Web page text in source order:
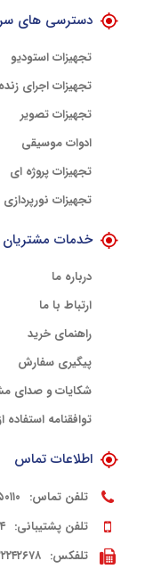
دسترسی های
تجهیزات استودیو
تجهیزات اجرای زنده
تجهیزات تصویر
ادوات موسیقی
تجهیزات پروژه ای
تجهیزات نورپردازی
خدمات مشتریان
درباره ما
ارتباط با ما
راهنمای خرید
پیگیری سفارش
شکایات و صدای
توافقنامه
اطلاعات تماس
تلفن تماس:
تلفن پشتیبانی:
تلفکس: ۳۲۲۴۲۶۷۸-